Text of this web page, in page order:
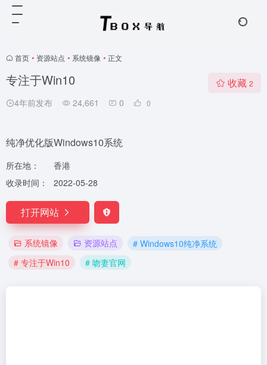
首页 • 资源站点 • 系统镜像 • 正文
专注于Win10
4年前发布 24,661 0 0
收藏 2
纯净优化版Windows10系统
所在地：
香港
收录时间：
2022-05-28
打开网站
系统镜像 资源站点
# Windows10纯净系统
# 专注于Win10
# 吻妻官网